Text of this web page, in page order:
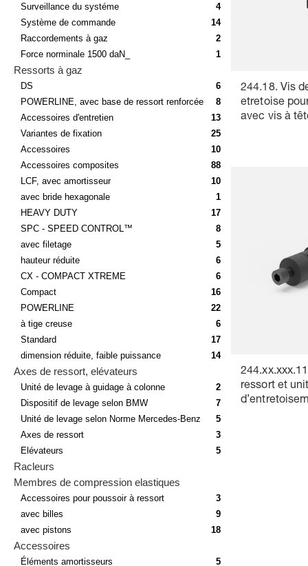
Surveillance du systéme
4
Système de commande
14
Raccordements à gaz
2
Force norminale 1500 daN_
1
Ressorts à gaz
DS
6
POWERLINE, avec base de ressort renforcée
8
Accessoires d'entretien
13
Variantes de fixation
25
Accessoires
10
Accessoires composites
88
LCF, avec amortisseur
10
avec bride hexagonale
1
HEAVY DUTY
17
SPC - SPEED CONTROL™
8
avec filetage
5
hauteur réduite
6
CX - COMPACT XTREME
6
Compact
16
POWERLINE
22
à tige creuse
6
Standard
17
dimension réduite, faible puissance
14
Axes de ressort, elévateurs
Unité de levage à guidage à colonne
2
Dispositif de levage selon BMW
7
Unité de levage selon Norme Mercedes-Benz
5
Axes de ressort
3
Elévateurs
5
Racleurs
Membres de compression elastiques
Accessoires pour poussoir à ressort
3
avec billes
9
avec pistons
18
Accessoires
Éléments amortisseurs 5
244.18. Vis
etretoise
avec vis à
ressort et